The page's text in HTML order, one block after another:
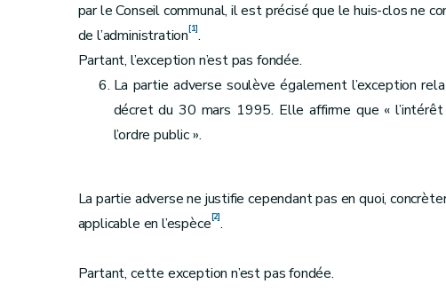
par le Conseil communal, il est précisé que le huis-clos ne
de l’administration[1].
Partant, l’exception n’est pas fondée.
La partie adverse soulève également l’exception
décret du 30 mars 1995. Elle affirme que «
l’ordre public ».
La partie adverse ne justifie cependant pas en quoi,
applicable en l’espèce[2].
Partant, cette exception n’est pas fondée.